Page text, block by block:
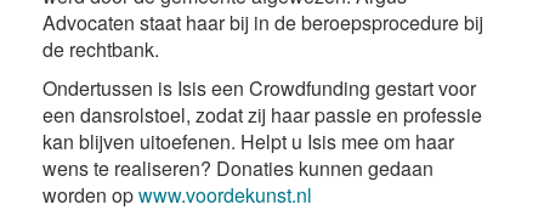
Advocaten staat haar bij in de beroepsprocedure bij
de rechtbank.
Ondertussen is Isis een Crowdfunding gestart voor
een dansrolstoel, zodat zij haar passie en professie
kan blijven uitoefenen. Helpt u Isis mee om haar
wens te realiseren? Donaties kunnen gedaan
worden opwww.voordekunst.nl